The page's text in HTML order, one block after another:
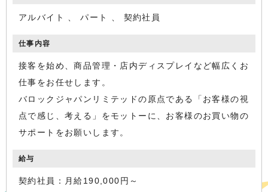
アルバイト 、 パート 、 契約社員
仕事内容
接客を始め、商品管理・店内ディスプレイなど幅広くお
仕事をお任せします。
バロックジャパンリミテッドの原点である「お客様の視
点で感じ、考える」をモットーに、お客様のお買い物の
サポートをお願いします。
給与
契約社員：月給190,000円～